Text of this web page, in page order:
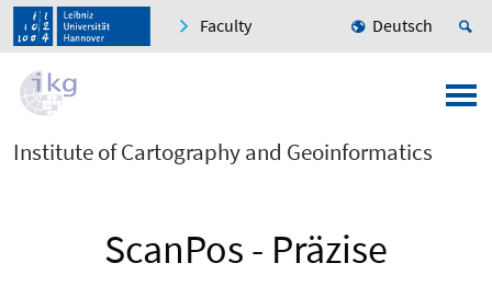
Faculty Deutsch
Institute of Cartography and Geoinformatics
ScanPos - Präzise